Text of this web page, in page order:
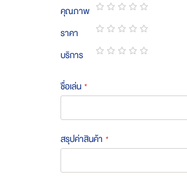
คุณภาพ
1
star
2
stars
3
stars
4
stars
5
stars
ราคา
1
star
2
stars
3
stars
4
stars
5
stars
บริการ
ชื่อเล่น
สรุปค่าสินค้า